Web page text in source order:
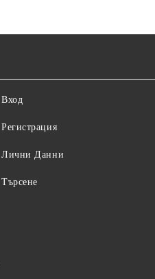
Вход
Регистрация
Лични Данни
Търсене